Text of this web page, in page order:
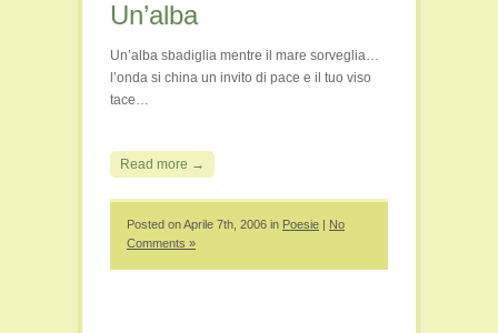
Un’alba
Un’alba sbadiglia mentre il mare sorveglia…
l’onda si china un invito di pace e il tuo viso
tace…
Read more →
Posted on Aprile 7th, 2006 in Poesie | No
Comments »